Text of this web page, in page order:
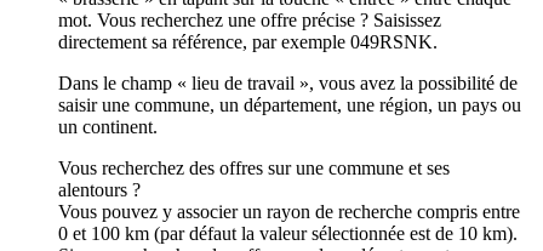
mot. Vous recherchez une offre précise ? Saisissez
directement sa référence, par exemple 049RSNK.
Dans le champ « lieu de travail », vous avez la possibilité de
saisir une commune, un département, une région, un pays ou
un continent.
Vous recherchez des offres sur une commune et ses
alentours ?
Vous pouvez y associer un rayon de recherche compris entre
0 et 100 km (par défaut la valeur sélectionnée est de 10 km).